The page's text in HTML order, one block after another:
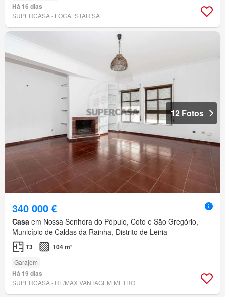
Há 16 dias
SUPERCASA - LOCALSTAR SA
12 Fotos
340 000 €
Casa em Nossa Senhora do Pópulo, Coto e São Gregório,
Município de Caldas da Rainha, Distrito de Leiria
T3 104 m²
Garajem
Há 19 dias
SUPERCASA - RE/MAX VANTAGEM METRO